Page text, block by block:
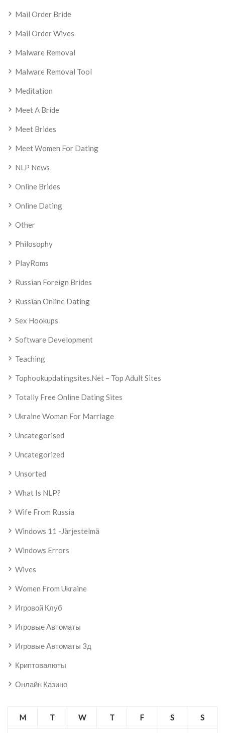
Mail Order Bride
Mail Order Wives
Malware Removal
Malware Removal Tool
Meditation
Meet A Bride
Meet Brides
Meet Women For Dating
NLP News
Online Brides
Online Dating
Other
Philosophy
PlayRoms
Russian Foreign Brides
Russian Online Dating
Sex Hookups
Software Development
Teaching
Tophookupdatingsites.net – Top Adult Sites
Totally Free Online Dating Sites
Ukraine Woman For Marriage
Uncategorised
Uncategorized
Unsorted
What Is NLP?
Wife From Russia
Windows 11 -järjestelmä
Windows Errors
Wives
Women From Ukraine
Игровой Клуб
Игровые Автоматы
Игровые Автоматы 3д
Криптовалюты
Онлайн Казино
M T W T F S S